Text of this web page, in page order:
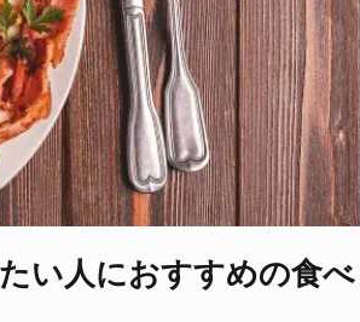
い人におすすめの食べ